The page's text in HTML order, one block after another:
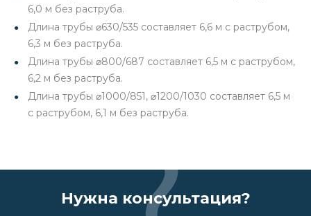
6,0 м без раструба.
Длина трубы ⌀630/535 составляет 6,6 м с раструбом,
6,3 м без раструба.
Длина трубы ⌀800/687 составляет 6,5 м с раструбом,
6,2 м без раструба.
Длина трубы ⌀1000/851, ⌀1200/1030 составляет 6,5 м
с раструбом, 6,1 м без раструба.
Нужна консультация?